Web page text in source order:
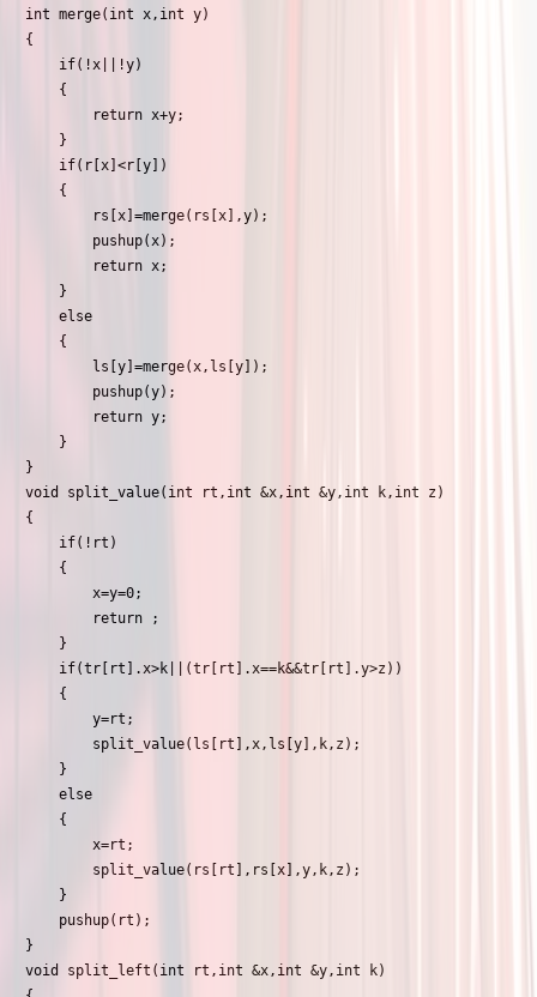
int merge(int x,int y)
{
}
void split_value(int rt,int &x,int &y,int k,int z)
{
}
void split_left(int rt,int &x,int &y,int k)